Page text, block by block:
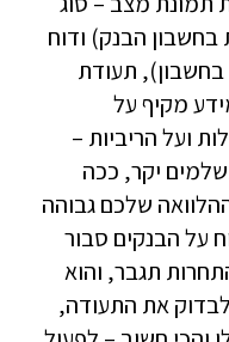
בחשבון הבנק) ודוח
בחשבון), תעודת
מקיף על
ועל הריביות –
יקר, ככה
שלכם גבוהה
על הבנקים סבור
תגבר, והוא
לבדוק את התעודה,